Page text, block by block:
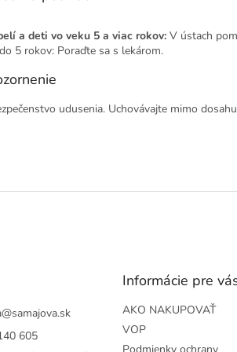
a deti vo veku 5 a viac rokov: V ústach
5 rokov: Poraďte sa s lekárom.
udusenia. Uchovávajte mimo
@samajova.sk
605
Informácie pre
AKO NAKUPOVAŤ
VOP
Podmienky ochrany